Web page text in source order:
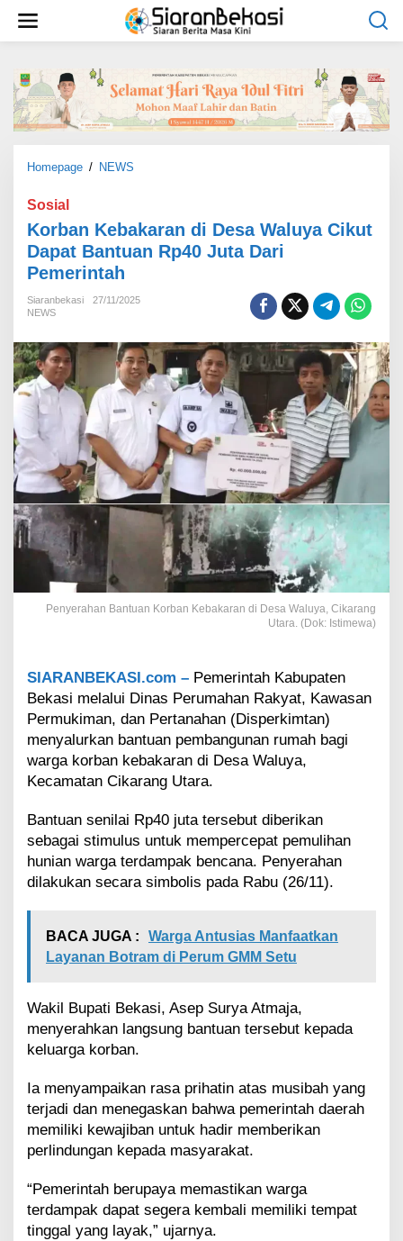
w
Homepage / NEWS
a
n
b
a
r
a
D
e
s
a
y
a
u
t
D
p
a
t
a
n
u
a
p
4
u
t
D
r
i
P
m
r
i
n
Sosial
Korban Kebakaran di Desa Waluya Cikut
Dapat Bantuan Rp40 Juta Dari
Pemerintah
Siaranbekasi
27/11/2025
NEWS
Penyerahan Bantuan Korban Kebakaran di Desa Waluya, Cikarang
Utara. (Dok: Istimewa)
SIARANBEKASI.com – Pemerintah Kabupaten
Bekasi melalui Dinas Perumahan Rakyat, Kawasan
Permukiman, dan Pertanahan (Disperkimtan)
menyalurkan bantuan pembangunan rumah bagi
warga korban kebakaran di Desa Waluya,
Kecamatan Cikarang Utara.
Bantuan senilai Rp40 juta tersebut diberikan
sebagai stimulus untuk mempercepat pemulihan
hunian warga terdampak bencana. Penyerahan
dilakukan secara simbolis pada Rabu (26/11).
BACA JUGA :
Warga Antusias Manfaatkan
Layanan Botram di Perum GMM Setu
Wakil Bupati Bekasi, Asep Surya Atmaja,
menyerahkan langsung bantuan tersebut kepada
keluarga korban.
Ia menyampaikan rasa prihatin atas musibah yang
terjadi dan menegaskan bahwa pemerintah daerah
memiliki kewajiban untuk hadir memberikan
perlindungan kepada masyarakat.
“Pemerintah berupaya memastikan warga
terdampak dapat segera kembali memiliki tempat
tinggal yang layak,” ujarnya.